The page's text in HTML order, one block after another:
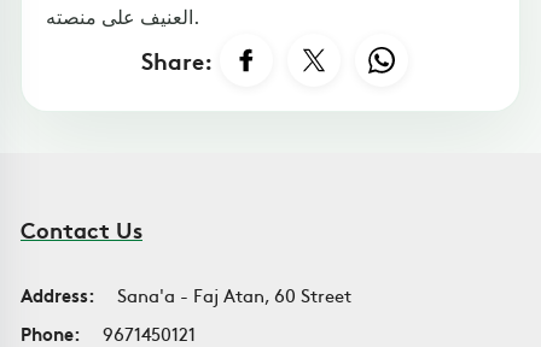
العنيف على منصته.
Share:
Contact Us
Address:
Sana'a - Faj Atan, 60 Street
Phone:
9671450121